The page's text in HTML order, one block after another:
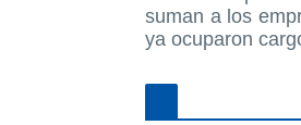
suman a los
ya ocuparon